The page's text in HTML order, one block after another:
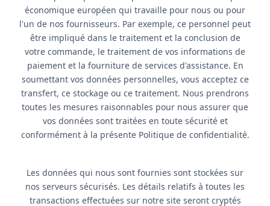
économique européen qui travaille pour nous ou pour
l'un de nos fournisseurs. Par exemple, ce personnel peut
être impliqué dans le traitement et la conclusion de
votre commande, le traitement de vos informations de
paiement et la fourniture de services d'assistance. En
soumettant vos données personnelles, vous acceptez ce
transfert, ce stockage ou ce traitement. Nous prendrons
toutes les mesures raisonnables pour nous assurer que
vos données sont traitées en toute sécurité et
conformément à la présente Politique de confidentialité.
Les données qui nous sont fournies sont stockées sur
nos serveurs sécurisés. Les détails relatifs à toutes les
transactions effectuées sur notre site seront cryptés